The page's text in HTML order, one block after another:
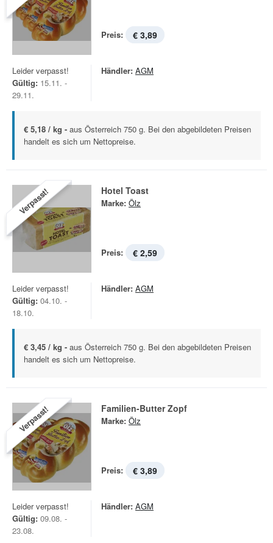
Preis: € 3,89
Leider verpasst!
Gültig: 15.11. -
29.11.
Händler: AGM
€ 5,18 / kg - aus Österreich 750 g. Bei den abgebildeten Preisen
handelt es sich um Nettopreise.
Verpasst! Hotel Toast
Marke: Ölz
Preis: € 2,59
Leider verpasst!
Gültig: 04.10. -
18.10.
Händler: AGM
€ 3,45 / kg - aus Österreich 750 g. Bei den abgebildeten Preisen
handelt es sich um Nettopreise.
Verpasst! Familien-Butter Zopf
Marke: Ölz
Preis: € 3,89
Leider verpasst!
Gültig: 09.08. -
23.08.
Händler: AGM